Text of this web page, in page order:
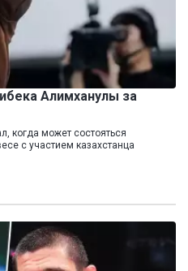
Алимханулы за
когда может состояться
с участием казахстанца